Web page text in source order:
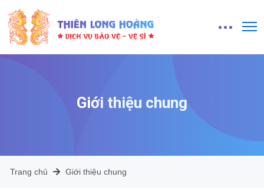
Giới thiệu chung
Trang chủ Giới thiệu chung